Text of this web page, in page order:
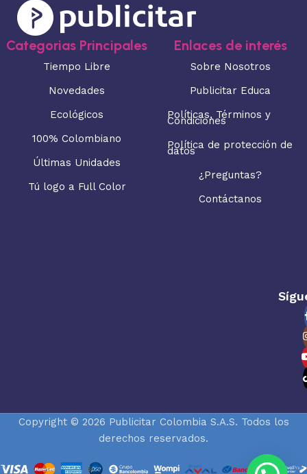
Categorias Principales
Tiempo Libre
Novedades
Ecológicos
100% Colombiano
Últimas Unidades
Tú logo a Full Color
Enlaces de interés
Sobre Nosotros
Publicitar Educa
Políticas, Términos y
Condiciones
Política de protección de
datos
¿Preguntas?
Contáctanos
Copyright © 2026 Publicitar Colombia S.A.S. Todos los
derechos reservados.